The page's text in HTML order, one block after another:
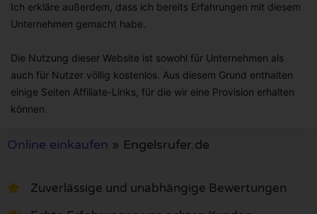
Ich erkläre außerdem, dass ich bereits Erfahrungen mit diesem
Unternehmen gemacht habe.
Die Nutzung dieser Website ist sowohl für Unternehmen als
auch für Nutzer völlig kostenlos. Aus diesem Grund enthalten
einige Seiten Affiliate-Links, für die wir eine Provision erhalten
können.
Online einkaufen » Engelsrufer.de
Zuverlässige und unabhängige Bewertungen